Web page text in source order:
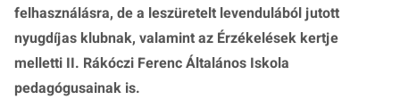
felhasználásra, de a leszüretelt levendulából jutott
nyugdíjas klubnak, valamint az Érzékelések kertje
melletti II. Rákóczi Ferenc Általános Iskola
pedagógusainak is.